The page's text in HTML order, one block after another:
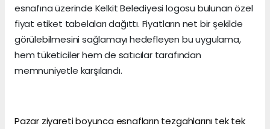
esnafına üzerinde Kelkit Belediyesi logosu bulunan özel
fiyat etiket tabelaları dağıttı. Fiyatların net bir şekilde
görülebilmesini sağlamayı hedefleyen bu uygulama,
hem tüketiciler hem de satıcılar tarafından
memnuniyetle karşılandı.
Pazar ziyareti boyunca esnafların tezgahlarını tek tek